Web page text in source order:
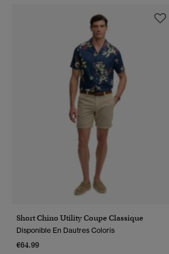
Short Chino Utility Coupe Classique
Disponible En Dautres Coloris
€64.99